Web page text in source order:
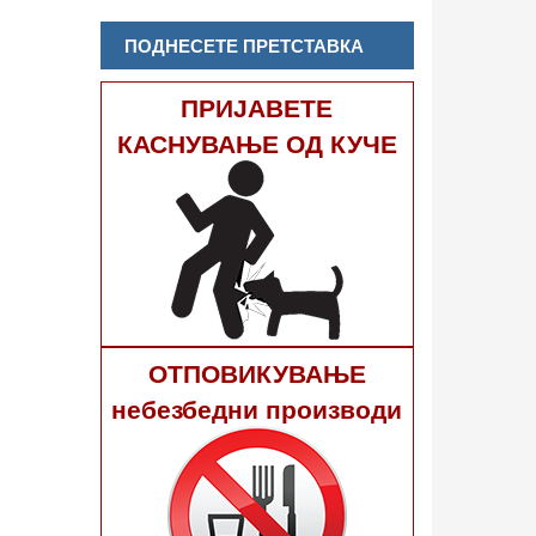
ПОДНЕСЕТЕ ПРЕТСТАВКА
ПРИЈАВЕТЕ
КАСНУВАЊЕ ОД КУЧЕ
ОТПОВИКУВАЊЕ
небезбедни производи